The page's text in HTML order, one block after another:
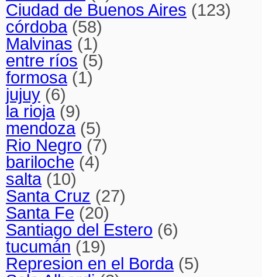
Ciudad de Buenos Aires (123)
córdoba(58)
Malvinas (1)
entre ríos (5)
formosa(1)
jujuy (6)
la rioja(9)
mendoza(5)
Rio Negro (7)
bariloche (4)
salta(10)
Santa Cruz (27)
Santa Fe (20)
Santiago del Estero (6)
tucumán (19)
Represion en el Borda(5)